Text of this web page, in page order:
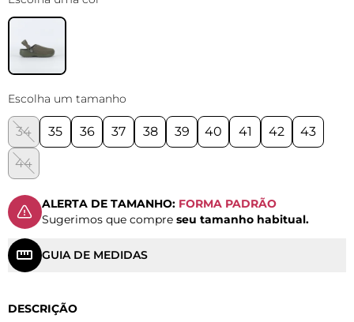
Escolha um tamanho
34 35 36 37 38 39 40 41 42 43
44
ALERTA DE TAMANHO: FORMA PADRÃO
Sugerimos que compre seu tamanho habitual.
GUIA DE MEDIDAS
DESCRIÇÃO